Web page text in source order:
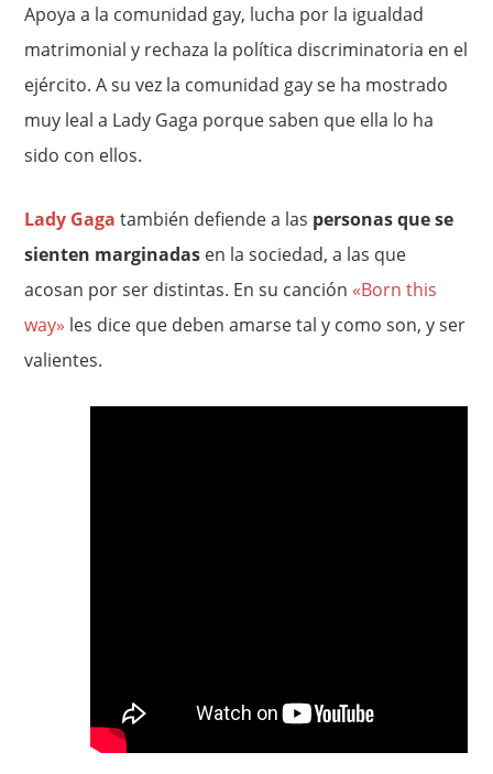
Apoya a la comunidad gay, lucha por la igualdad
matrimonial y rechaza la política discriminatoria en el
ejército. A su vez la comunidad gay se ha mostrado
muy leal a Lady Gaga porque saben que ella lo ha
sido con ellos.
Lady Gaga también defiende a las personas que se
sienten marginadas en la sociedad, a las que
acosan por ser distintas. En su canción «Born this
way» les dice que deben amarse tal y como son, y ser
valientes.